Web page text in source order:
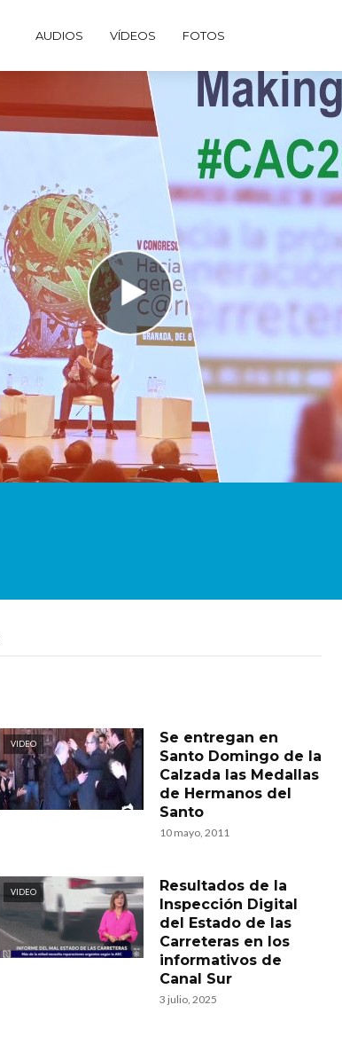
AUDIOS VÍDEOS FOTOS
VIDEO
Se entregan en
Santo Domingo de la
Calzada las Medallas
de Hermanos del
Santo
10 mayo, 2011
VIDEO
Resultados de la
Inspección Digital
del Estado de las
Carreteras en los
informativos de
Canal Sur
3 julio, 2025